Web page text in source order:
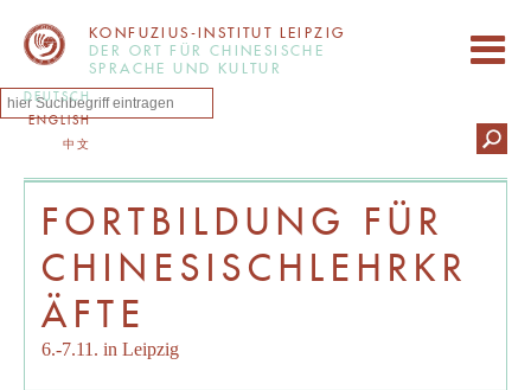
KONFUZIUS-INSTITUT LEIPZIG
DER ORT FÜR CHINESISCHE
SPRACHE UND KULTUR
DEUTSCH
ENGLISH
中文
FORTBILDUNG FÜR
CHINESISCHLEHRKR
ÄFTE
6.-7.11. in Leipzig